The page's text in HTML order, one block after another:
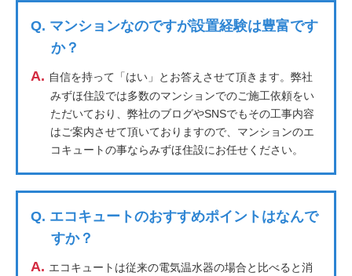
Q. マンションなのですが設置経験は豊富です
か？
A. 自信を持って「はい」とお答えさせて頂きます。弊社
みずほ住設では多数のマンションでのご施工依頼をい
ただいており、弊社のブログやSNSでもその工事内容
はご案内させて頂いておりますので、マンションのエ
コキュートの事ならみずほ住設にお任せください。
Q. エコキュートのおすすめポイントはなんで
すか？
A. エコキュートは従来の電気温水器の場合と比べると消